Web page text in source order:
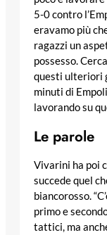
5-0 contro
eravamo più
ragazzi un
possesso.
questi ulteriori
minuti di
lavorando su
Le parole
Vivarini ha poi
succede quel
biancorosso.
primo e
tattici, ma